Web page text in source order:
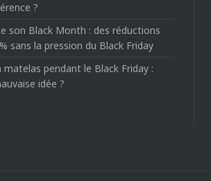
?
son Black Month : des réductions
sans la pression du Black Friday
pendant le Black Friday :
idée ?